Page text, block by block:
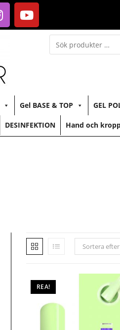
Gel BASE & TOP GEL
DESINFEKTION Hand och
Sortera
REA!